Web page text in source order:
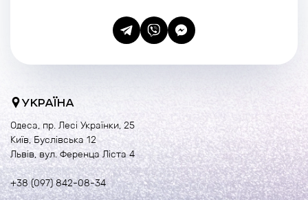
УКРАЇНА
Одеса, пр. Лесі Українки, 25
Київ, Буслівська 12
Львів, вул. Ференца Ліста 4
+38 (097) 842-08-34